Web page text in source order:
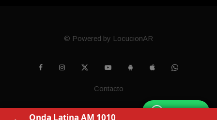
Onda Latina AM 1010
WhatsApp
© Powered by LocucionAR
Contacto